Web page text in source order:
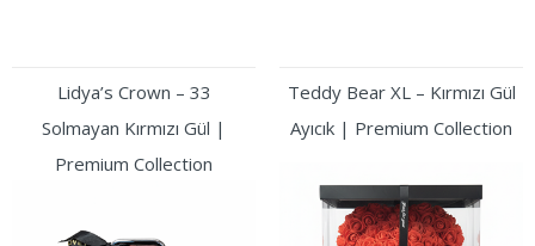
Lidya’s Crown – 33
Solmayan Kırmızı Gül |
Premium Collection
Teddy Bear XL – Kırmızı Gül
Ayıcık | Premium Collection